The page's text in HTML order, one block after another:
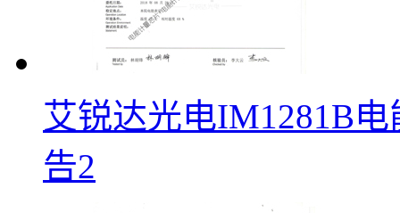
艾锐达光电IM1281B
告2